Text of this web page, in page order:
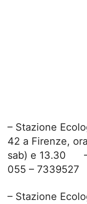
– Stazione
42 a Firenze,
sab) e 13.30 –
055 – 7339527
– Stazione